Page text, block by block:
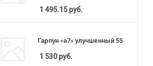
1 495.15руб.
Гарпун «а7» улучшенный 55
1 530руб.